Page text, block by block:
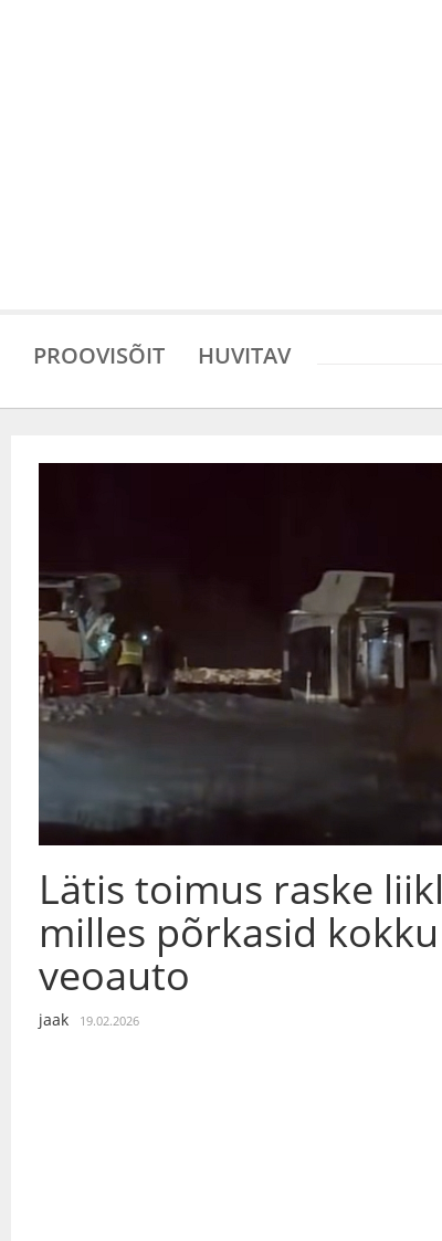
PROOVISÕIT HUVITAV
Lätis toimus raske
milles põrkasid
veoauto
jaak 19.02.2026